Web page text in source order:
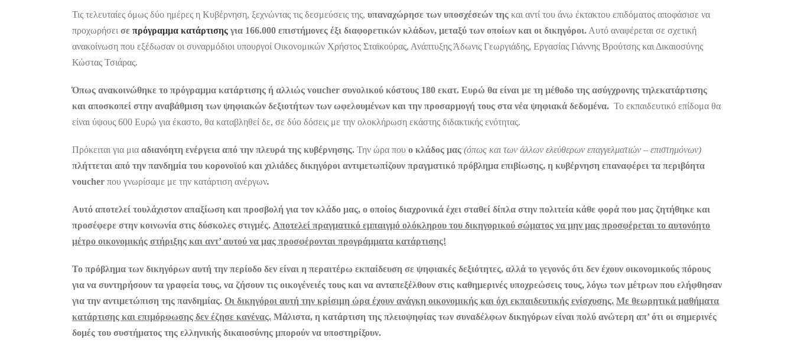
Τις τελευταίες όμως δύο ημέρες η Κυβέρνηση, ξεχνώντας τις δεσμεύσεις της, υπαναχώρησε των υποσχέσεών της και αντί του άνω έκτακτου επιδόματος αποφάσισε να
προχωρήσει σε πρόγραμμα κατάρτισης για 166.000 επιστήμονες έξι διαφορετικών κλάδων, μεταξύ των οποίων και οι δικηγόροι. Αυτό αναφέρεται σε σχετική
ανακοίνωση που εξέδωσαν οι συναρμόδιοι υπουργοί Οικονομικών Χρήστος Σταϊκούρας, Ανάπτυξης Άδωνις Γεωργιάδης, Εργασίας Γιάννης Βρούτσης και Δικαιοσύνης
Κώστας Τσιάρας.
Όπως ανακοινώθηκε το πρόγραμμα κατάρτισης ή αλλιώς voucher συνολικού κόστους 180 εκατ. Ευρώ θα είναι με τη μέθοδο της ασύγχρονης τηλεκατάρτισης
και αποσκοπεί στην αναβάθμιση των ψηφιακών δεξιοτήτων των ωφελουμένων και την προσαρμογή τους στα νέα ψηφιακά δεδομένα. Το εκπαιδευτικό επίδομα θα
είναι ύψους 600 Ευρώ για έκαστο, θα καταβληθεί δε, σε δύο δόσεις με την ολοκλήρωση εκάστης διδακτικής ενότητας.
Πρόκειται για μια αδιανόητη ενέργεια από την πλευρά της κυβέρνησης. Την ώρα που ο κλάδος μας (όπως και των άλλων ελεύθερων επαγγελματιών – επιστημόνων)
πλήττεται από την πανδημία του κορονοϊού και χιλιάδες δικηγόροι αντιμετωπίζουν πραγματικό πρόβλημα επιβίωσης, η κυβέρνηση επαναφέρει τα περιβόητα
voucher που γνωρίσαμε με την κατάρτιση ανέργων.
Αυτό αποτελεί τουλάχιστον απαξίωση και προσβολή για τον κλάδο μας, ο οποίος διαχρονικά έχει σταθεί δίπλα στην πολιτεία κάθε φορά που μας ζητήθηκε και
προσέφερε στην κοινωνία στις δύσκολες στιγμές. Αποτελεί πραγματικό εμπαιγμό ολόκληρου του δικηγορικού σώματος να μην μας προσφέρεται το αυτονόητο
μέτρο οικονομικής στήριξης και αντ’ αυτού να μας προσφέρονται προγράμματα κατάρτισης!
Το πρόβλημα των δικηγόρων αυτή την περίοδο δεν είναι η περαιτέρω εκπαίδευση σε ψηφιακές δεξιότητες, αλλά το γεγονός ότι δεν έχουν οικονομικούς πόρους
για να συντηρήσουν τα γραφεία τους, να ζήσουν τις οικογένειές τους και να ανταπεξέλθουν στις καθημερινές υποχρεώσεις τους, λόγω των μέτρων που ελήφθησαν
για την αντιμετώπιση της πανδημίας. Οι δικηγόροι αυτή την κρίσιμη ώρα έχουν ανάγκη οικονομικής και όχι εκπαιδευτικής ενίσχυσης. Με θεωρητικά μαθήματα
κατάρτισης και επιμόρφωσης δεν έζησε κανένας. Μάλιστα, η κατάρτιση της πλειοψηφίας των συναδέλφων δικηγόρων είναι πολύ ανώτερη απ’ ότι οι σημερινές
δομές του συστήματος της ελληνικής δικαιοσύνης μπορούν να υποστηρίξουν.